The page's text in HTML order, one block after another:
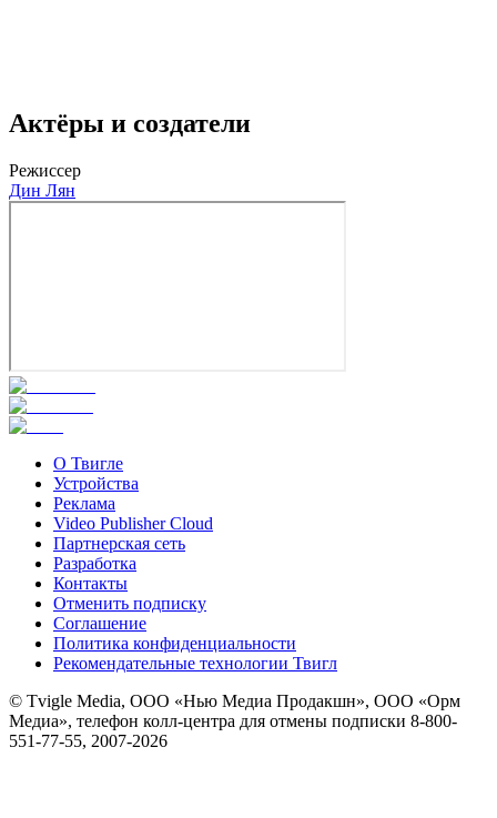
Актёры и создатели
Режиссер
Дин Лян
О Твигле
Устройства
Реклама
Video Publisher Cloud
Партнерская сеть
Разработка
Контакты
Отменить подписку
Соглашение
Политика конфиденциальности
Рекомендательные технологии Твигл
© Tvigle Media, ООО «Нью Медиа Продакшн», ООО «Орм
Медиа», телефон колл-центра для отмены подписки 8-800-
551-77-55, 2007-2026